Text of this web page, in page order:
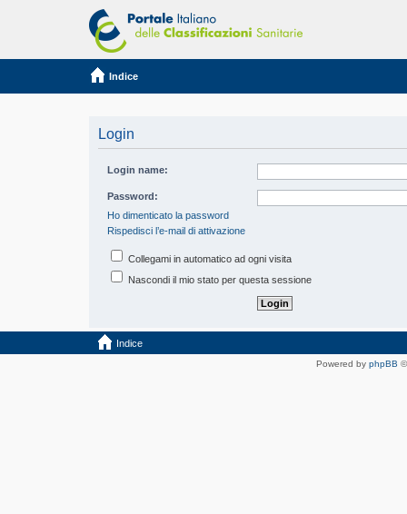
Indice
Login
Login name:
Password:
Ho dimenticato la password
Rispedisci l’e-mail di attivazione
Collegami in automatico ad ogni visita
Nascondi il mio stato per questa sessione
Indice
Powered by phpBB